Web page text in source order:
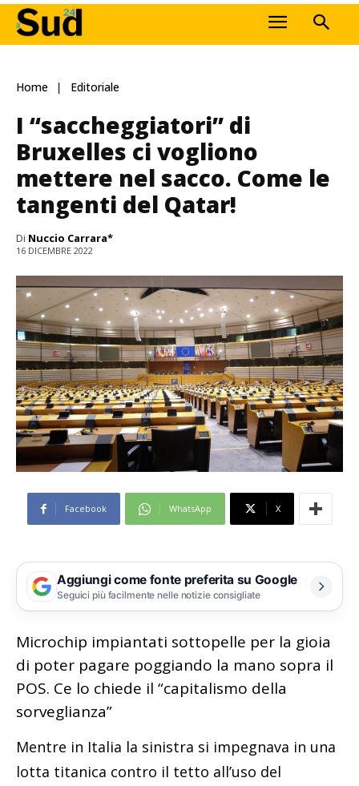
Home Editoriale
I “saccheggiatori” di
Bruxelles ci vogliono
mettere nel sacco. Come le
tangenti del Qatar!
Di Nuccio Carrara*
16 DICEMBRE 2022
Facebook WhatsApp X
Aggiungi come fonte preferita su Google
Seguici più facilmente nelle notizie consigliate
Microchip impiantati sottopelle per la gioia
di poter pagare poggiando la mano sopra il
POS. Ce lo chiede il “capitalismo della
sorveglianza”
Mentre in Italia la sinistra si impegnava in una
lotta titanica contro il tetto all’uso del